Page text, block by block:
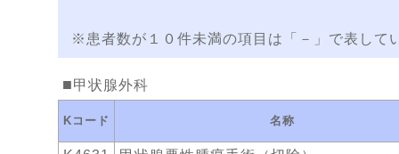
※患者数が１０件未満の項目は「－」で表して
甲状腺外科
Kコード 名称